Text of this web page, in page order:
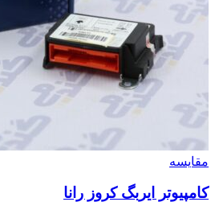
مقایسه
کامپیوتر ایربگ کروز رانا